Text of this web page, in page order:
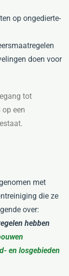
op ongedierte-
doen voor
tot
een
met
die ze
over:
hebben
en losgebieden